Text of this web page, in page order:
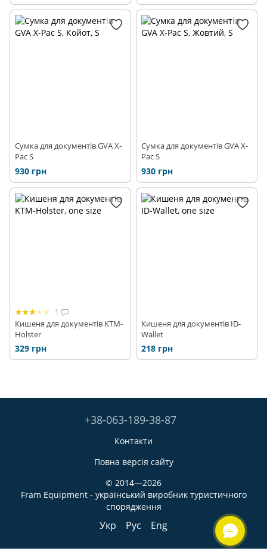
Сумка для документів GVA X-
Pac S
930 грн
Сумка для документів GVA X-
Pac S
930 грн
1
Кишеня для документів KTM-
Holster
329 грн
Кишеня для документів ID-
Wallet
218 грн
+38-063-189-38-87
Контакти
Повна версія сайту
© 2014—2026
Fram Equipment - український виробник туристичного
спорядження
Укр Рус Eng